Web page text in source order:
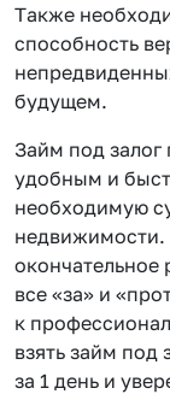
Также
способность
будущем.
Займ под залог
удобным и
необходимую
недвижимости.
окончательное
все «за» и
к
взять займ под
за 1 день и